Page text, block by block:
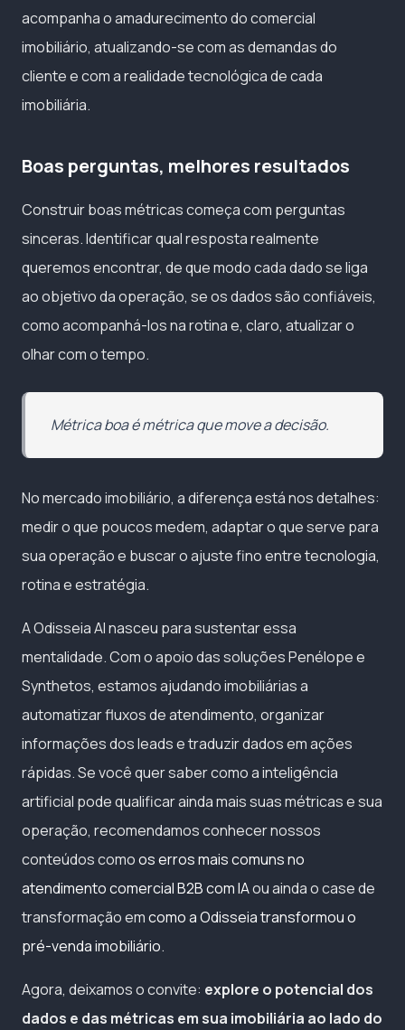
acompanha o amadurecimento do comercial
imobiliário, atualizando-se com as demandas do
cliente e com a realidade tecnológica de cada
imobiliária.
Boas perguntas, melhores resultados
Construir boas métricas começa com perguntas
sinceras. Identificar qual resposta realmente
queremos encontrar, de que modo cada dado se liga
ao objetivo da operação, se os dados são confiáveis,
como acompanhá-los na rotina e, claro, atualizar o
olhar com o tempo.
Métrica boa é métrica que move a decisão.
No mercado imobiliário, a diferença está nos detalhes:
medir o que poucos medem, adaptar o que serve para
sua operação e buscar o ajuste fino entre tecnologia,
rotina e estratégia.
A Odisseia AI nasceu para sustentar essa
mentalidade. Com o apoio das soluções Penélope e
Synthetos, estamos ajudando imobiliárias a
automatizar fluxos de atendimento, organizar
informações dos leads e traduzir dados em ações
rápidas. Se você quer saber como a inteligência
artificial pode qualificar ainda mais suas métricas e sua
operação, recomendamos conhecer nossos
conteúdos comoos erros mais comuns no
atendimento comercial B2B com IAou ainda o case de
transformação emcomo a Odisseia transformou o
pré-venda imobiliário.
Agora, deixamos o convite: explore o potencial dos
dados e das métricas em sua imobiliária ao lado do